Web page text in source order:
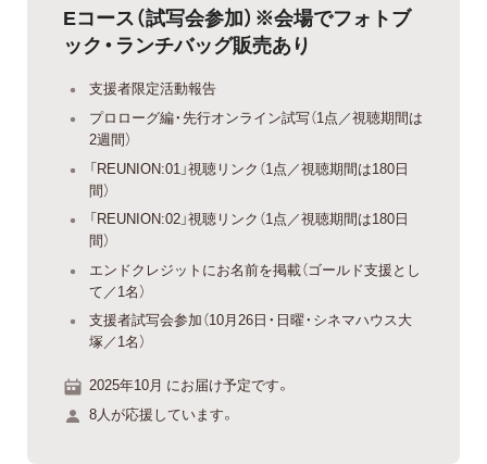
Eコース（試写会参加）※会場でフォトブ
ック・ランチバッグ販売あり
支援者限定活動報告
プロローグ編・先行オンライン試写（1点／視聴期間は
2週間）
「REUNION:01」視聴リンク（1点／視聴期間は180日
間）
「REUNION:02」視聴リンク（1点／視聴期間は180日
間）
エンドクレジットにお名前を掲載（ゴールド支援とし
て／1名）
支援者試写会参加（10月26日・日曜・シネマハウス大
塚／1名）
2025年10月 にお届け予定です。
8人が応援しています。